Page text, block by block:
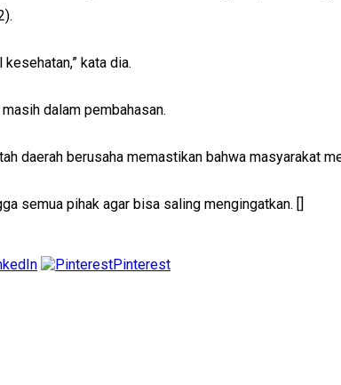
kata dia.
dalam pembahasan.
daerah berusaha memastikan bahwa masyarakat
semua pihak agar bisa saling mengingatkan. []
Pinterest